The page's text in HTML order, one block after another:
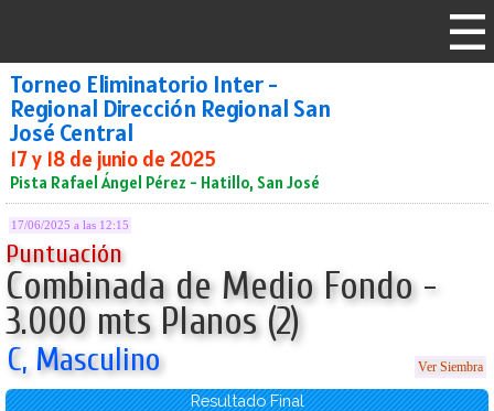
Torneo Eliminatorio Inter -
Regional Dirección Regional San
José Central
17 y 18 de junio de 2025
Pista Rafael Ángel Pérez - Hatillo, San José
17/06/2025 a las 12:15
Puntuación
Combinada de Medio Fondo -
3.000 mts Planos (2)
C, Masculino Ver Siembra
Resultado Final